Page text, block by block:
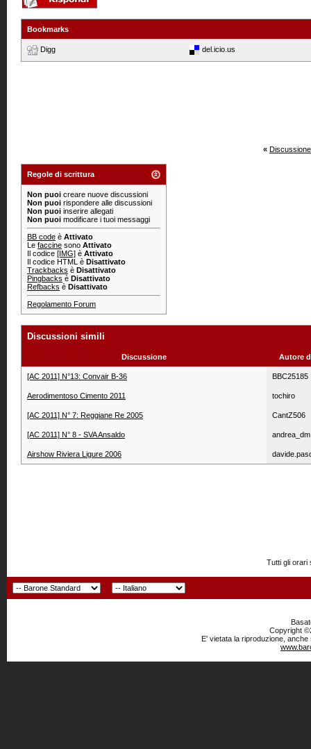
Bookmarks
Digg del.icio.us
«
Regole di scrittura
Non puoi creare nuove discussioni
Non puoi rispondere alle discussioni
Non puoi inserire allegati
Non puoi modificare i tuoi messaggi
BB code è Attivato
Le faccine sono Attivato
Il codice [IMG] è Attivato
Il codice HTML è Disattivato
Trackbacks è Disattivato
Pingbacks è Disattivato
Refbacks è Disattivato
Regolamento Forum
Discussioni simili
Discussione Autore
[AC 2011] N°13: Convair B-36 BBC25185
Aerodimentoso Cimento 2011 tochiro
[AC 2011] N° 7: Reggiane Re 2005 CantZ506
[AC 2011] N° 8 - SVA Ansaldo andrea_dm
Airshow Riviera Ligure 2006
Tutti gli orari
Copyright
E' vietata la riproduzione,